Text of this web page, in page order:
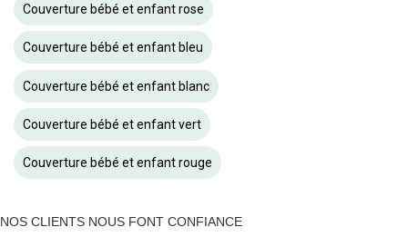
Couverture bébé et enfant rose
Couverture bébé et enfant bleu
Couverture bébé et enfant blanc
Couverture bébé et enfant vert
Couverture bébé et enfant rouge
NOS CLIENTS NOUS FONT CONFIANCE